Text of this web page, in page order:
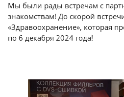
Мы были рады встречам с
знакомствам! До скорой
«Здравоохранение», которая
по 6 декабря 2024 года!